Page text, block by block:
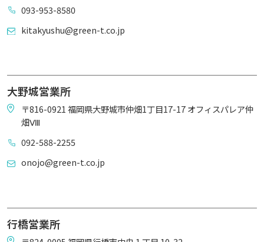
093-953-8580
kitakyushu@green-t.co.jp
大野城営業所
〒816-0921 福岡県大野城市仲畑1丁目17-17 オフィスパレア仲
畑Ⅷ
092-588-2255
onojo@green-t.co.jp
行橋営業所